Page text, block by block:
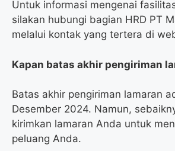
Untuk informasi mengenai
silakan hubungi bagian HRD PT
melalui kontak yang tertera di
Kapan batas akhir pengiriman
Batas akhir pengiriman lamaran
Desember 2024. Namun,
kirimkan lamaran Anda untuk
peluang Anda.